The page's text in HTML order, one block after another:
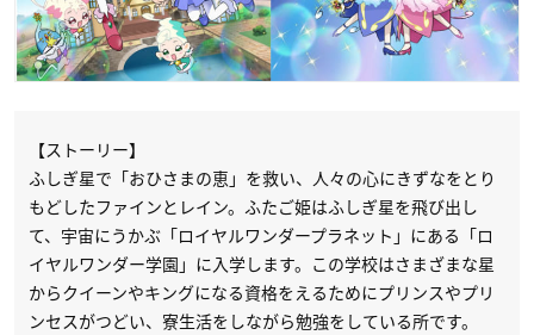
【ストーリー】
ふしぎ星で「おひさまの恵」を救い、人々の心にきずなをとり
もどしたファインとレイン。ふたご姫はふしぎ星を飛び出し
て、宇宙にうかぶ「ロイヤルワンダープラネット」にある「ロ
イヤルワンダー学園」に入学します。この学校はさまざまな星
からクイーンやキングになる資格をえるためにプリンスやプリ
ンセスがつどい、寮生活をしながら勉強をしている所です。